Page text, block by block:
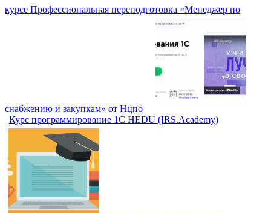
курсе Профессиональная переподготовка «Менеджер по
снабжению и закупкам» от Нцпо
Курс программирование 1С HEDU (IRS.Academy)